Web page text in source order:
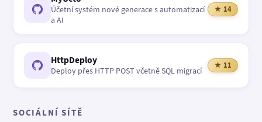
Účetní systém nové generace s automatizací
a AI
★ 14
HttpDeploy
Deploy přes HTTP POST včetně SQL migrací
★ 11
SOCIÁLNÍ SÍTĚ